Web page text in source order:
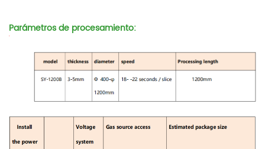
Parámetros de procesamiento: